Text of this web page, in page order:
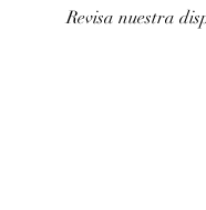
Revisa nuestra